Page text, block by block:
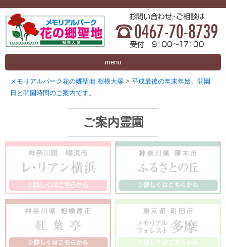
menu
メモリアルパーク花の郷聖地 相模大塚 > 平成最後の年末年始、開園
日と開園時間のご案内です。
ご案内霊園